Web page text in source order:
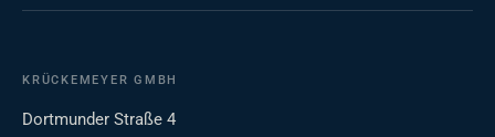
KRÜCKEMEYER GMBH
Dortmunder Straße 4